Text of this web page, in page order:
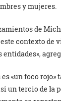
y mujeres.
de
contexto
«un foco
un tercio de la